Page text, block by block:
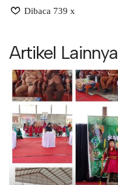
Dibaca 739 x
Artikel Lainnya